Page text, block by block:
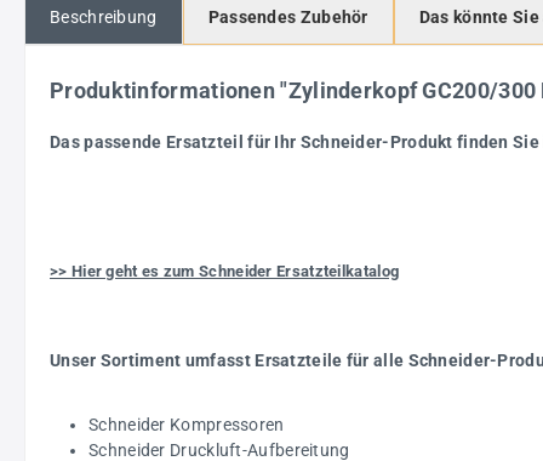
Beschreibung Passendes Zubehör Das könnte
Produktinformationen "Zylinderkopf GC200/300
Das passende Ersatzteil für Ihr Schneider-Produkt finden
>> Hier geht es zum Schneider Ersatzteilkatalog
Unser Sortiment umfasst Ersatzteile für alle Schneider-
Schneider Kompressoren
Schneider Druckluft-Aufbereitung